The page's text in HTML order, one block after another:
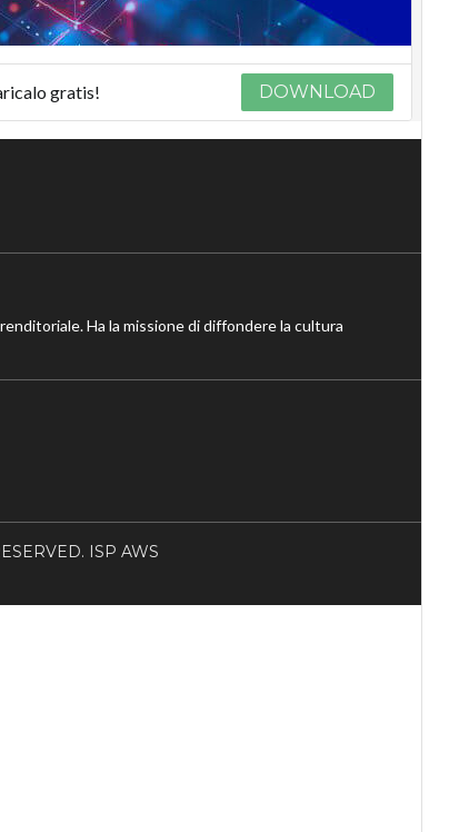
gratis! DOWNLOAD
Ha la missione di diffondere la cultura
ISP AWS